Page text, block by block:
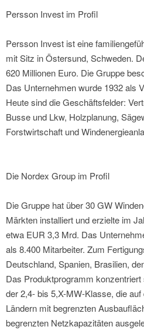
Persson Invest im Profil
Persson Invest ist eine
mit Sitz in Östersund, Schweden.
620 Millionen Euro. Die Gruppe
Das Unternehmen wurde 1932 als
Heute sind die Geschäftsfelder:
Busse und Lkw, Holzplanung,
Forstwirtschaft und
Die Nordex Group im Profil
Die Gruppe hat über 30 GW
Märkten installiert und erzielte im
etwa EUR 3,3 Mrd. Das
als 8.400 Mitarbeiter. Zum
Deutschland, Spanien, Brasilien,
Das Produktprogramm
der 2,4- bis 5,X-MW-Klasse, die
Ländern mit begrenzten
begrenzten Netzkapazitäten